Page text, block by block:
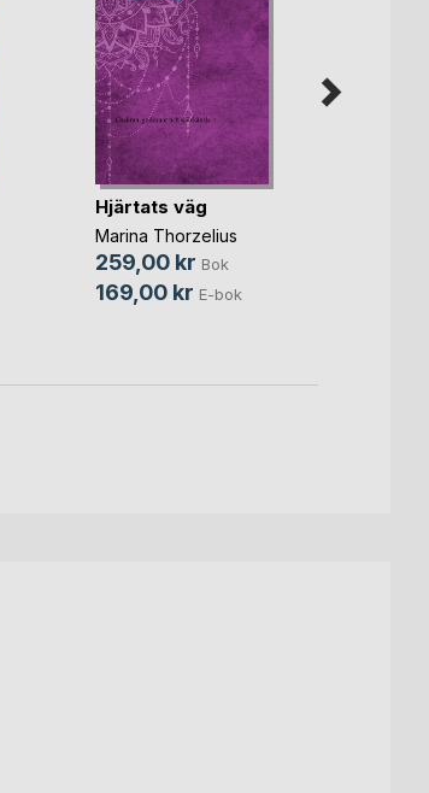
Hjärtats väg
Marina Thorzelius
259,00 kr Bok
169,00 kr E-bok